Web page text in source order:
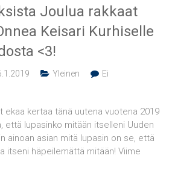
Joulua rakkaat
Keisari Kurhiselle
<3!
Yleinen
Ei
ekaa kertaa tänä uutena vuotena 2019
että lupasinko mitään itselleni Uuden
ainoan asian mitä lupasin on se, että
itseni häpeilemättä mitään! Viime